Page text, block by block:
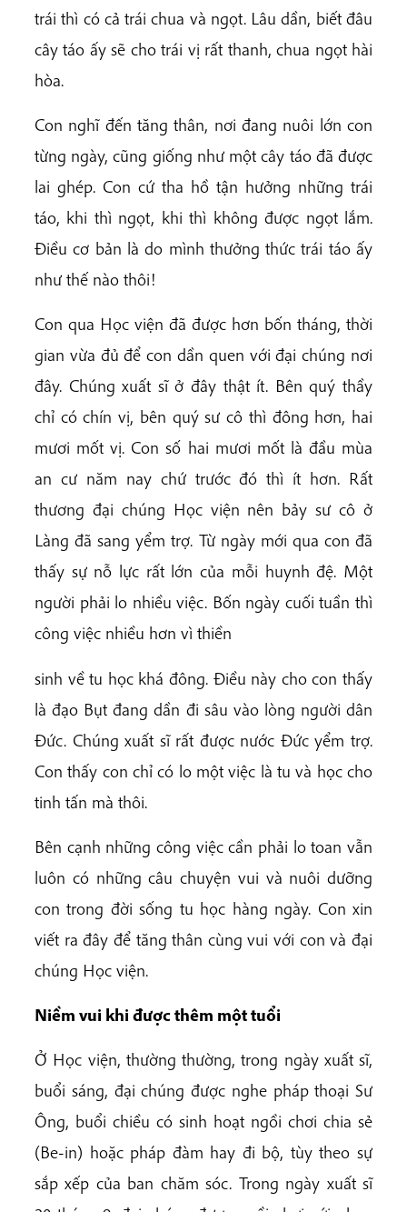
trái thì có cả trái chua và ngọt. Lâu dần, biết đâu
cây táo ấy sẽ cho trái vị rất thanh, chua ngọt hài
hòa.
Con nghĩ đến tăng thân, nơi đang nuôi lớn con
từng ngày, cũng giống như một cây táo đã được
lai ghép. Con cứ tha hồ tận hưởng những trái
táo, khi thì ngọt, khi thì không được ngọt lắm.
Điều cơ bản là do mình thưởng thức trái táo ấy
như thế nào thôi!
Con qua Học viện đã được hơn bốn tháng, thời
gian vừa đủ để con dần quen với đại chúng nơi
đây. Chúng xuất sĩ ở đây thật ít. Bên quý thầy
chỉ có chín vị, bên quý sư cô thì đông hơn, hai
mươi mốt vị. Con số hai mươi mốt là đầu mùa
an cư năm nay chứ trước đó thì ít hơn. Rất
thương đại chúng Học viện nên bảy sư cô ở
Làng đã sang yểm trợ. Từ ngày mới qua con đã
thấy sự nỗ lực rất lớn của mỗi huynh đệ. Một
người phải lo nhiều việc. Bốn ngày cuối tuần thì
công việc nhiều hơn vì thiền
sinh về tu học khá đông. Điều này cho con thấy
là đạo Bụt đang dần đi sâu vào lòng người dân
Đức. Chúng xuất sĩ rất được nước Đức yểm trợ.
Con thấy con chỉ có lo một việc là tu và học cho
tinh tấn mà thôi.
Bên cạnh những công việc cần phải lo toan vẫn
luôn có những câu chuyện vui và nuôi dưỡng
con trong đời sống tu học hàng ngày. Con xin
viết ra đây để tăng thân cùng vui với con và đại
chúng Học viện.
Niềm vui khi được thêm một tuổi
Ở Học viện, thường thường, trong ngày xuất sĩ,
buổi sáng, đại chúng được nghe pháp thoại Sư
Ông, buổi chiều có sinh hoạt ngồi chơi chia sẻ
(Be-in) hoặc pháp đàm hay đi bộ, tùy theo sự
sắp xếp của ban chăm sóc. Trong ngày xuất sĩ